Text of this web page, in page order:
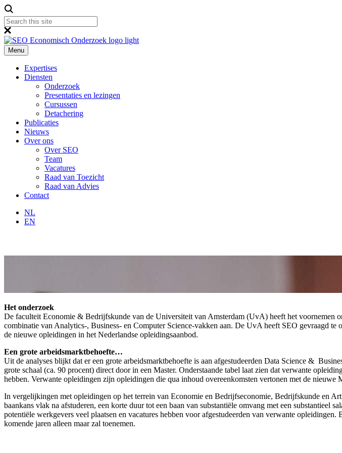
Menu
Expertises
Diensten
Onderzoek
Presentaties en lezingen
Cursussen
Detachering
Publicaties
Nieuws
Over ons
Over SEO
Team
Vacatures
Raad van Toezicht
Raad van Advies
Contact
NL
EN
Het onderzoek
De faculteit Economie & Bedrijfskunde van de Universiteit van Amsterdam (UvA) heeft het voornemen
combinatie van Analytics-, Business- en Computer Science-vakken aan. De UvA heeft SEO gevraagd
de nieuwe opleidingen in het Nederlandse opleidingsaanbod.
Een grote arbeidsmarktbehoefte…
Uit de analyses blijkt dat er een grote arbeidsmarktbehoefte is aan afgestudeerden Data Science &
grote schaal (ca. 90 procent) direct door in een Master. Onderstaande tabel laat zien dat verwante
hebben. Verwante opleidingen zijn opleidingen die qua inhoud overeenkomsten vertonen met de nieuwe
In vergelijkingen met opleidingen op het terrein van Economie en Bedrijfseconomie, Bedrijfskunde en
baankans vlak na afstuderen, een korte duur tot een baan van substantiële omvang met een substantieel
potentiële werkgevers veel plaatsen en vacatures hebben voor afgestudeerden van verwante
komende jaren alleen maar zal toenemen.